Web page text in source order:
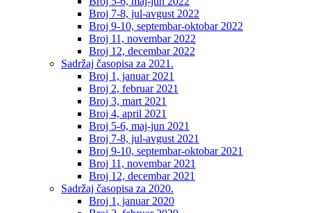
Broj 7-8, jul-avgust 2022
Broj 9-10, septembar-oktobar 2022
Broj 11, novembar 2022
Broj 12, decembar 2022
Sadržaj časopisa za 2021.
Broj 1, januar 2021
Broj 2, februar 2021
Broj 3, mart 2021
Broj 4, april 2021
Broj 5-6, maj-jun 2021
Broj 7-8, jul-avgust 2021
Broj 9-10, septembar-oktobar 2021
Broj 11, novembar 2021
Broj 12, decembar 2021
Sadržaj časopisa za 2020.
Broj 1, januar 2020